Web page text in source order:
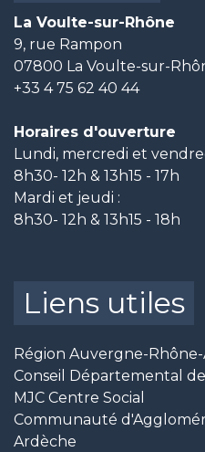
La Voulte-sur-Rhône
9, rue Rampon
07800 La Voulte-sur-
+33 4 75 62 40 44
Horaires d'ouverture
Lundi, mercredi et
8h30- 12h & 13h15 - 17h
Mardi et jeudi :
8h30- 12h & 13h15 - 18h
Liens utiles
Région Auvergne-
Conseil Départemental
MJC Centre Social
Communauté
Ardèche